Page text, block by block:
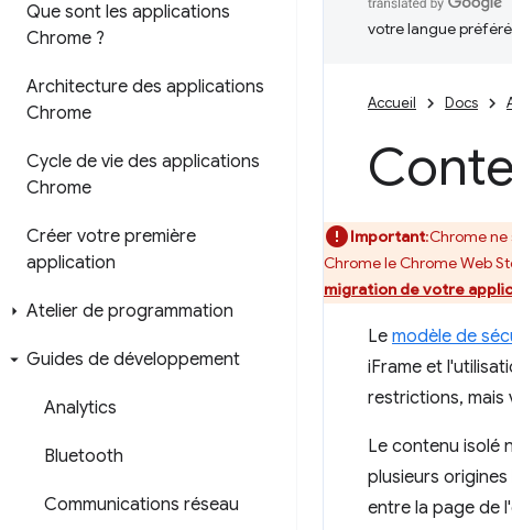
Que sont les applications
Chrome ?
Architecture des applications
Chrome
Cycle de vie des applications
Chrome
Créer votre première
application
Atelier de programmation
Guides de développement
Analytics
Bluetooth
Communications réseau
votre langue
Accueil Docs
Important:Chrome ne
Chrome le Chrome Web
migration de votre
Le modèle de
iFrame et
restrictions, mais
Le contenu isolé
plusieurs
entre la page de